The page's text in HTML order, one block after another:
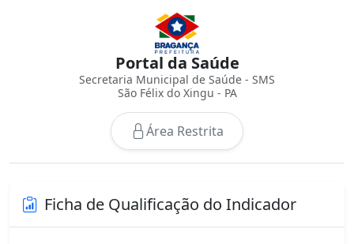
Portal da Saúde
Secretaria Municipal de Saúde - SMS
São Félix do Xingu - PA
Área Restrita
Ficha de Qualificação do Indicador